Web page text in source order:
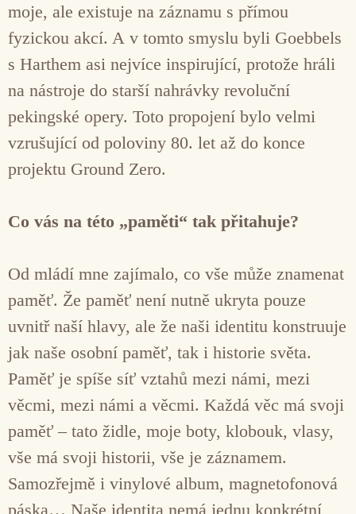
moje, ale existuje na záznamu s přímou
fyzickou akcí. A v tomto smyslu byli Goebbels
s Harthem asi nejvíce inspirující, protože hráli
na nástroje do starší nahrávky revoluční
pekingské opery. Toto propojení bylo velmi
vzrušující od poloviny 80. let až do konce
projektu Ground Zero.
Co vás na této „paměti“ tak přitahuje?
Od mládí mne zajímalo, co vše může znamenat
paměť. Že paměť není nutně ukryta pouze
uvnitř naší hlavy, ale že naši identitu konstruuje
jak naše osobní paměť, tak i historie světa.
Paměť je spíše síť vztahů mezi námi, mezi
věcmi, mezi námi a věcmi. Každá věc má svoji
paměť – tato židle, moje boty, klobouk, vlasy,
vše má svoji historii, vše je záznamem.
Samozřejmě i vinylové album, magnetofonová
páska… Naše identita nemá jednu konkrétní